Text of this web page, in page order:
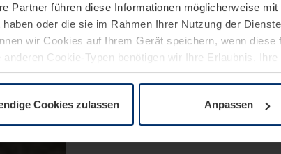
Partner führen diese Informationen möglicherweise
haben oder die sie im Rahmen Ihrer Nutzung der
wir Cookies auf Ihrem Gerät speichern, wenn
anderen Cookie-Typen benötigen wir Ihre Erlaubnis.
der SeiteDatenschutzerklärungunserer Website
Cookies zulassen Anpassen